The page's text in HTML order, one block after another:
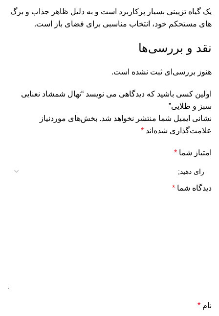
یک گیاه تزیینی بسیار پرکاربرد است و به دلیل ظاهر جذاب و برگ
های مستحکم خود، انتخاب مناسبی برای فضای باز است.
نقد و بررسی‌ها
هنوز بررسی‌ای ثبت نشده است.
اولین کسی باشید که دیدگاهی می نویسد “نهال شمشاد نعنایی
سبز و طلایی”
نشانی ایمیل شما منتشر نخواهد شد. بخش‌های موردنیاز
علامت‌گذاری شده‌اند *
امتیاز شما *
دیدگاه شما *
نام *